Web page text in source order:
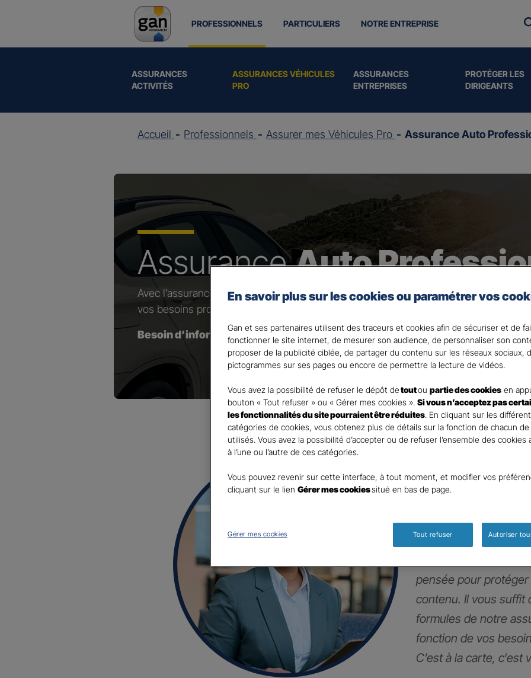
PROFESSIONNELS
ASSURANCES
ACTIVITÉS
ASSURANCES VÉHICULES
PRO
ASSURANCES
ENTREPRISES
PROTÉGER LES
DIRIGEANTS
PARTICULIERS NOTRE ENTREPRISE
Accueil Professionnels Assurer mes Véhicules Pro Assurance Auto
AssuranceAuto
Avec l’assurance dédiée aux véhicules professionnels, vous choisissez une
vos besoins professionnels.
Besoin d’information(s) ? Votre Agent général est là pour vous accompagner.
d’expert
pensée pour
contenu. Il vous suffit
formules de notre
fonction de vos
C’est à la carte, c‘est
En savoir plus sur les cookies ou paramétrer vos
Gan et ses partenaires utilisent des traceurs et cookies afin de sécuriser et de
fonctionner le site internet, de mesurer son audience, de personnaliser son
proposer de la publicité ciblée, de partager du contenu sur les réseaux sociaux,
pictogrammes sur ses pages ou encore de permettre la lecture de vidéos.
Vous avez la possibilité de refuser le dépôt detoutou partie des cookies en
bouton « Tout refuser » ou « Gérer mes cookies ». Si vous n’acceptez pas
les fonctionnalités du site pourraient être réduites. En cliquant sur les
catégories de cookies, vous obtenez plus de détails sur la fonction de chacun
utilisés. Vous avez la possibilité d’accepter ou de refuser l’ensemble des cookies
à l’une ou l’autre de ces catégories.
Vous pouvez revenir sur cette interface, à tout moment, et modifier vos
cliquant sur le lien Gérer mes cookiessitué en bas de page.
Gérer mes cookies Tout refuser Autoriser